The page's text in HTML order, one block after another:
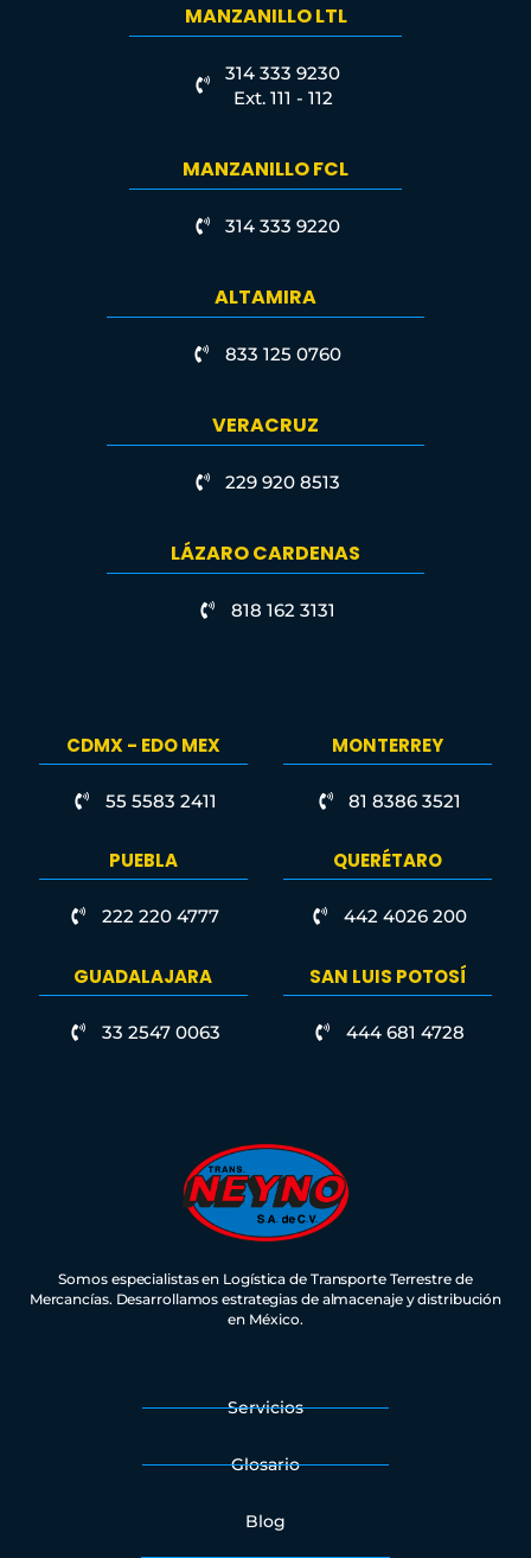
MANZANILLO LTL
314 333 9230
Ext. 111 - 112
MANZANILLO FCL
314 333 9220
ALTAMIRA
833 125 0760
VERACRUZ
229 920 8513
LÁZARO CARDENAS
818 162 3131
CDMX - EDO MEX
55 5583 2411
MONTERREY
81 8386 3521
PUEBLA
222 220 4777
QUERÉTARO
442 4026 200
GUADALAJARA
33 2547 0063
SAN LUIS POTOSÍ
444 681 4728
Somos especialistas en Logística de Transporte Terrestre de
Mercancías. Desarrollamos estrategias de almacenaje y distribución
en México.
Servicios
Glosario
Blog